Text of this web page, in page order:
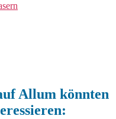
Allum könnten